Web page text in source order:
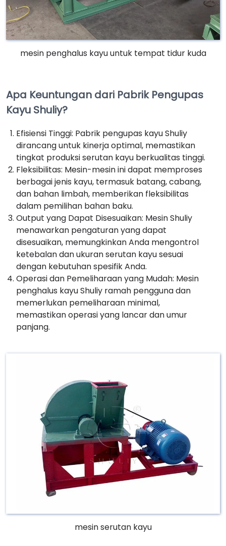
mesin penghalus kayu untuk tempat tidur kuda
Apa Keuntungan dari Pabrik Pengupas
Kayu Shuliy?
Efisiensi Tinggi: Pabrik pengupas kayu Shuliy
dirancang untuk kinerja optimal, memastikan
tingkat produksi serutan kayu berkualitas tinggi.
Fleksibilitas: Mesin-mesin ini dapat memproses
berbagai jenis kayu, termasuk batang, cabang,
dan bahan limbah, memberikan fleksibilitas
dalam pemilihan bahan baku.
Output yang Dapat Disesuaikan: Mesin Shuliy
menawarkan pengaturan yang dapat
disesuaikan, memungkinkan Anda mengontrol
ketebalan dan ukuran serutan kayu sesuai
dengan kebutuhan spesifik Anda.
Operasi dan Pemeliharaan yang Mudah: Mesin
penghalus kayu Shuliy ramah pengguna dan
memerlukan pemeliharaan minimal,
memastikan operasi yang lancar dan umur
panjang.
mesin serutan kayu